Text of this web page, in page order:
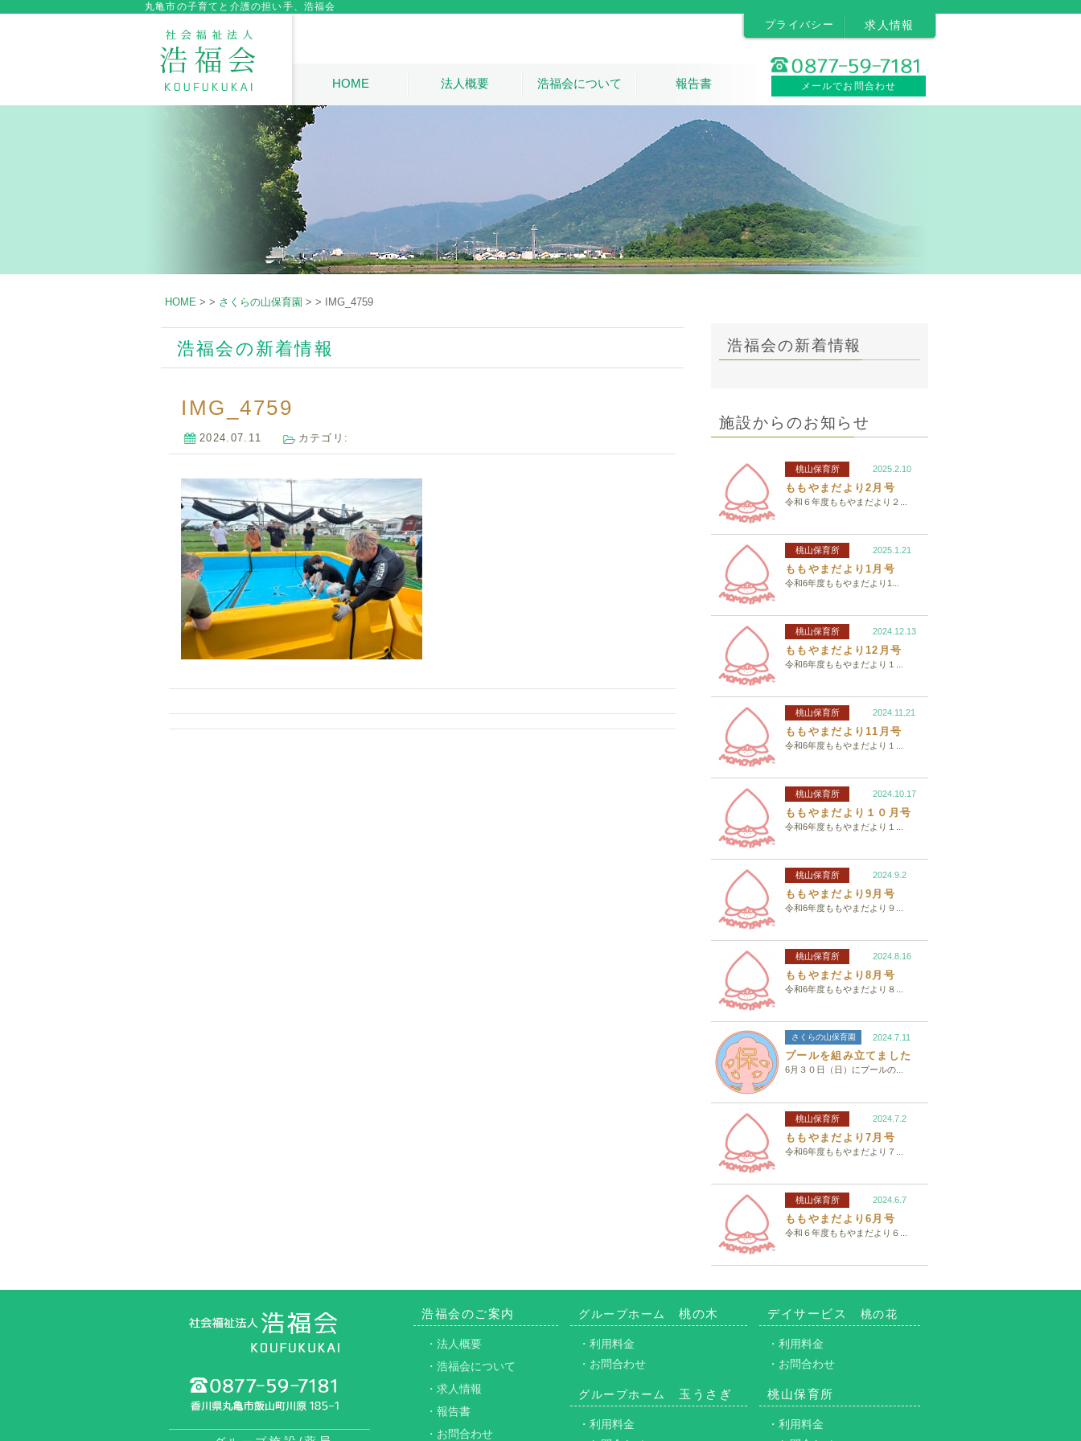
丸亀市の子育てと介護の担い手、浩福会
プライバシー 求人情報
HOME 法人概要 浩福会について 報告書 メールでお問合わせ
HOME > > さくらの山保育園 > > IMG_4759
浩福会の新着情報
IMG_4759
2024.07.11 カテゴリ:
浩福会の新着情報
施設からのお知らせ
桃山保育所 2025.2.10
ももやまだより2月号
令和６年度ももやまだより２...
桃山保育所 2025.1.21
ももやまだより1月号
令和6年度ももやまだより1...
桃山保育所 2024.12.13
ももやまだより12月号
令和6年度ももやまだより１...
桃山保育所 2024.11.21
ももやまだより11月号
令和6年度ももやまだより１...
桃山保育所 2024.10.17
ももやまだより１０月号
令和6年度ももやまだより１...
桃山保育所 2024.9.2
ももやまだより9月号
令和6年度ももやまだより９...
桃山保育所 2024.8.16
ももやまだより8月号
令和6年度ももやまだより８...
さくらの山保育園 2024.7.11
プールを組み立てました
6月３０日（日）にプールの...
桃山保育所 2024.7.2
ももやまだより7月号
令和6年度ももやまだより７...
桃山保育所 2024.6.7
ももやまだより6月号
令和６年度ももやまだより６...
浩福会のご案内
・法人概要
・浩福会について
・求人情報
・報告書
・お問合わせ
グループホーム 桃の木
・利用料金
・お問合わせ
グループホーム 玉うさぎ
・利用料金
デイサービス 桃の花
・利用料金
・お問合わせ
桃山保育所
・利用料金